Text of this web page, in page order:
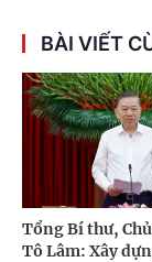
BÀI VIẾT
Tổng Bí thư,
Tô Lâm: Xây